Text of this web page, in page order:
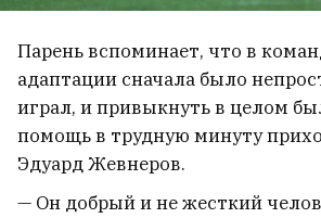
Парень вспоминает, что в
адаптации сначала было
играл, и привыкнуть в целом
помощь в трудную минуту
Эдуард Жевнеров.
— Он добрый и не жесткий